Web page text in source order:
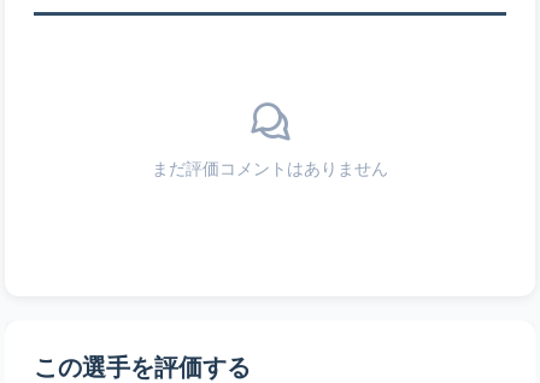
まだ評価コメントはありません
この選手を評価する